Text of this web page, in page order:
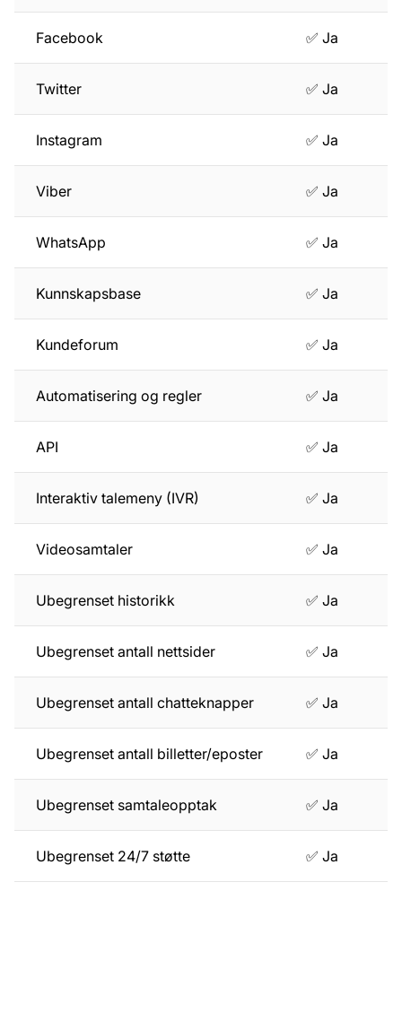
Facebook ✅ Ja
Twitter ✅ Ja
Instagram ✅ Ja
Viber ✅ Ja
WhatsApp ✅ Ja
Kunnskapsbase ✅ Ja
Kundeforum ✅ Ja
Automatisering og regler ✅ Ja
API ✅ Ja
Interaktiv talemeny (IVR) ✅ Ja
Videosamtaler ✅ Ja
Ubegrenset historikk ✅ Ja
Ubegrenset antall nettsider ✅ Ja
Ubegrenset antall chatteknapper ✅ Ja
Ubegrenset antall billetter/eposter ✅ Ja
Ubegrenset samtaleopptak ✅ Ja
Ubegrenset 24/7 støtte ✅ Ja